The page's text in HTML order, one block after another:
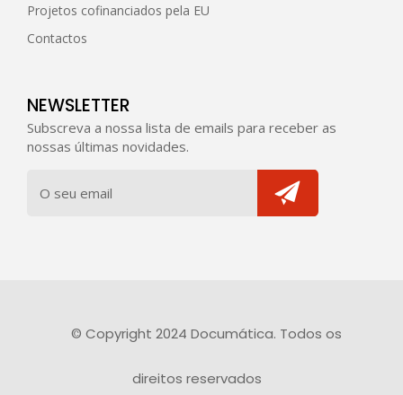
Projetos cofinanciados pela EU
Contactos
NEWSLETTER
Subscreva a nossa lista de emails para receber as
nossas últimas novidades.
© Copyright 2024 Documática. Todos os
direitos reservados